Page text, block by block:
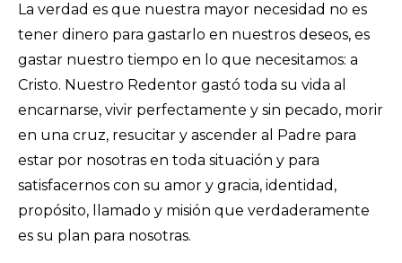
La verdad es que nuestra mayor necesidad no es
tener dinero para gastarlo en nuestros deseos, es
gastar nuestro tiempo en lo que necesitamos: a
Cristo. Nuestro Redentor gastó toda su vida al
encarnarse, vivir perfectamente y sin pecado, morir
en una cruz, resucitar y ascender al Padre para
estar por nosotras en toda situación y para
satisfacernos con su amor y gracia, identidad,
propósito, llamado y misión que verdaderamente
es su plan para nosotras.